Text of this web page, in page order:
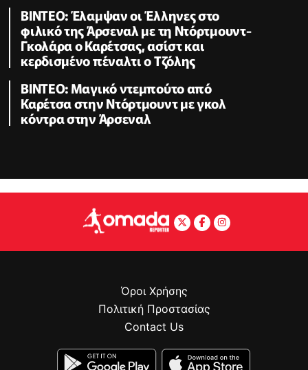
ΒΙΝΤΕΟ: Έλαμψαν οι Έλληνες στο
φιλικό της Άρσεναλ με τη Ντόρτμουντ-
Γκολάρα ο Καρέτσας, ασίστ και
κερδισμένο πέναλτι ο Τζόλης
ΒΙΝΤΕΟ: Μαγικό ντεμπούτο από
Καρέτσα στην Ντόρτμουντ με γκολ
κόντρα στην Άρσεναλ
Όροι Χρήσης
Πολιτική Προστασίας
Contact Us